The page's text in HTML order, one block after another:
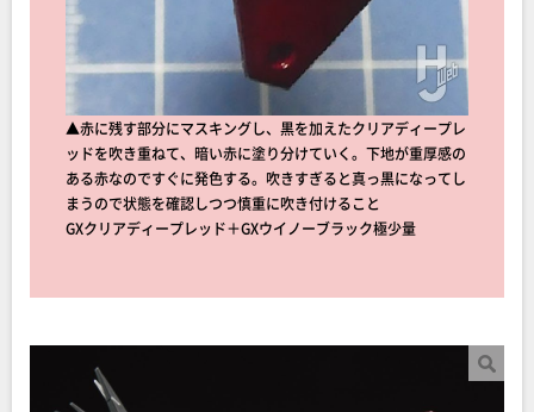
▲赤に残す部分にマスキングし、黒を加えたクリアディープレ
ッドを吹き重ねて、暗い赤に塗り分けていく。下地が重厚感の
ある赤なのですぐに発色する。吹きすぎると真っ黒になってし
まうので状態を確認しつつ慎重に吹き付けること
GXクリアディープレッド＋GXウイノーブラック極少量